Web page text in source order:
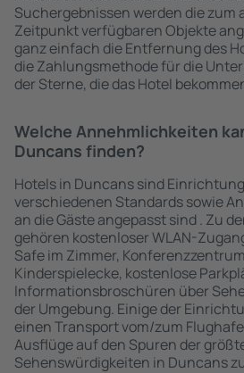
Suchergebnissen werden die zum
Zeitpunkt verfügbaren Objekte
ganz einfach die Entfernung des
die Zahlungsmethode für die
der Sterne, die das Hotel
Welche Annehmlichkeiten
Duncans finden?
Hotels in Duncans sind
verschiedenen Standards sowie
an die Gäste angepasst sind . Zu
gehören kostenloser WLAN-
Safe im Zimmer,
Kinderspielecke, kostenlose
Informationsbroschüren über
der Umgebung. Einige der
einen Transport vom/zum
Ausflüge auf den Spuren der
Sehenswürdigkeiten in Duncans